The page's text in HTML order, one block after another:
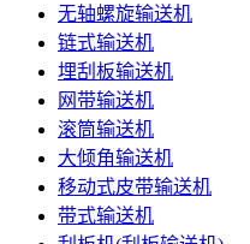
无轴螺旋输送机
链式输送机
埋刮板输送机
网带输送机
滚筒输送机
大倾角输送机
移动式皮带输送机
带式输送机